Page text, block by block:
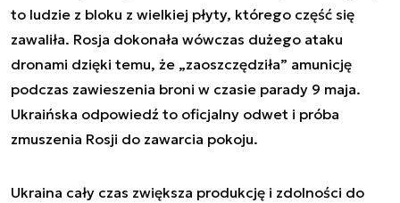
to ludzie z bloku z wielkiej płyty, którego część się
zawaliła. Rosja dokonała wówczas dużego ataku
dronami dzięki temu, że „zaoszczędziła” amunicję
podczas zawieszenia broni w czasie parady 9 maja.
Ukraińska odpowiedź to oficjalny odwet i próba
zmuszenia Rosji do zawarcia pokoju.
Ukraina cały czas zwiększa produkcję i zdolności do